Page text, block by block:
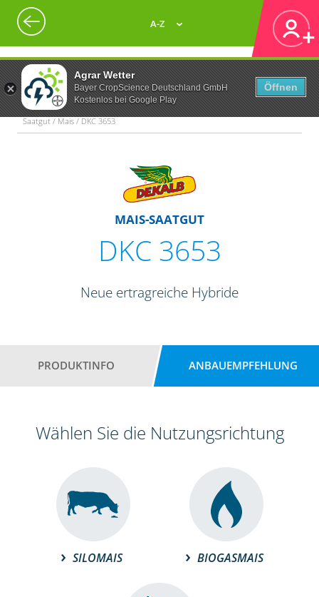
Agrar Wetter
Bayer CropScience Deutschland GmbH
Kostenlos bei Google Play
Öffnen
A-Z
Saatgut / Mais / DKC 3653
MAIS-SAATGUT
DKC 3653
Neue ertragreiche Hybride
PRODUKTINFO ANBAUEMPFEHLUNG
Wählen Sie die Nutzungsrichtung
SILOMAIS BIOGASMAIS